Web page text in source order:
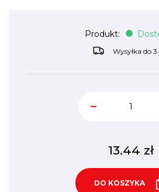
Produkt:
Wysyłka do 3
13.44 zł
DO KOSZYKA